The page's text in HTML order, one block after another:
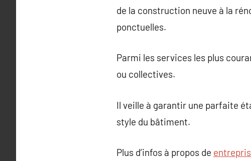
de la construction neuve à la
ponctuelles.
Parmi les services les plus
ou collectives.
Il veille à garantir une parfaite
style du bâtiment.
Plus d’infos à propos de